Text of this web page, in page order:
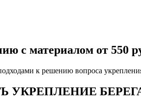
с материалом от 550
к решению вопроса
УКРЕПЛЕНИЕ